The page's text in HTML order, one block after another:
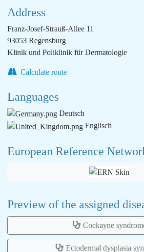
Address
Franz-Josef-Strauß-Allee 11
93053 Regensburg
Klinik und Poliklinik für Dermatologie
Calculate route
Languages
Deutsch
Englisch
European Reference
Preview of the assigned
Cockayne
Ectodermal dysplasia